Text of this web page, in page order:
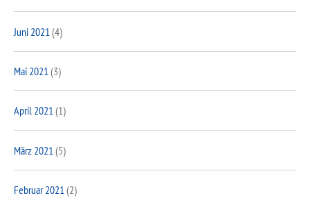
Juni 2021 (4)
Mai 2021 (3)
April 2021(1)
März 2021 (5)
Februar 2021(2)